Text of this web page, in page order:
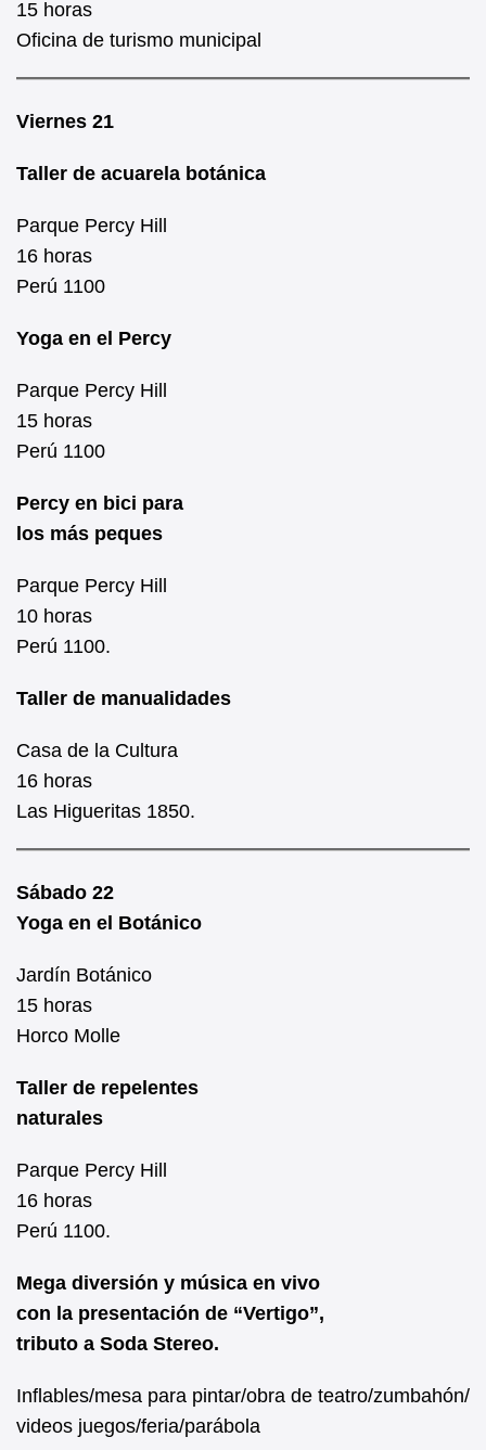
15 horas
Oficina de turismo municipal
Viernes 21
Taller de acuarela botánica
Parque Percy Hill
16 horas
Perú 1100
Yoga en el Percy
Parque Percy Hill
15 horas
Perú 1100
Percy en bici para
los más peques
Parque Percy Hill
10 horas
Perú 1100.
Taller de manualidades
Casa de la Cultura
16 horas
Las Higueritas 1850.
Sábado 22
Yoga en el Botánico
Jardín Botánico
15 horas
Horco Molle
Taller de repelentes
naturales
Parque Percy Hill
16 horas
Perú 1100.
Mega diversión y música en vivo
con la presentación de “Vertigo”,
tributo a Soda Stereo.
Inflables/mesa para pintar/obra de teatro/zumbahón/
videos juegos/feria/parábola